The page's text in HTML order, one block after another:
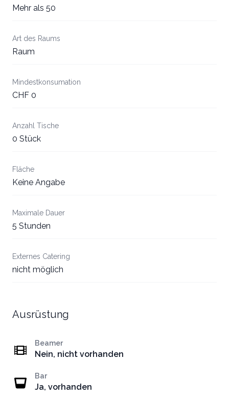
Mehr als 50
Art des Raums
Raum
Mindestkonsumation
CHF 0
Anzahl Tische
0 Stück
Fläche
Keine Angabe
Maximale Dauer
5 Stunden
Externes Catering
nicht möglich
Ausrüstung
Beamer
Nein, nicht vorhanden
Bar
Ja, vorhanden